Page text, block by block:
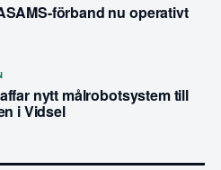
förband nu operativt
nytt målrobotsystem till
i Vidsel